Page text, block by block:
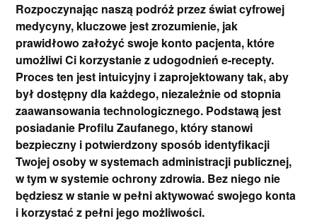
Rozpoczynając naszą podróż przez świat cyfrowej
medycyny, kluczowe jest zrozumienie, jak
prawidłowo założyć swoje konto pacjenta, które
umożliwi Ci korzystanie z udogodnień e-recepty.
Proces ten jest intuicyjny i zaprojektowany tak, aby
był dostępny dla każdego, niezależnie od stopnia
zaawansowania technologicznego. Podstawą jest
posiadanie Profilu Zaufanego, który stanowi
bezpieczny i potwierdzony sposób identyfikacji
Twojej osoby w systemach administracji publicznej,
w tym w systemie ochrony zdrowia. Bez niego nie
będziesz w stanie w pełni aktywować swojego konta
i korzystać z pełni jego możliwości.